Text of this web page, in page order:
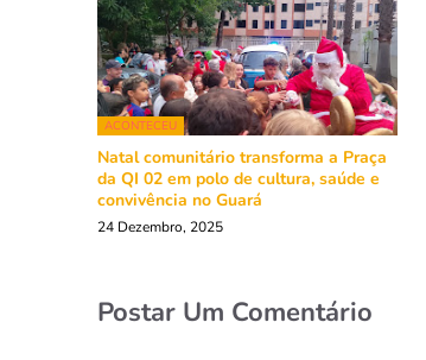
ACONTECEU
Natal comunitário transforma a Praça
da QI 02 em polo de cultura, saúde e
convivência no Guará
24 Dezembro, 2025
Postar Um Comentário